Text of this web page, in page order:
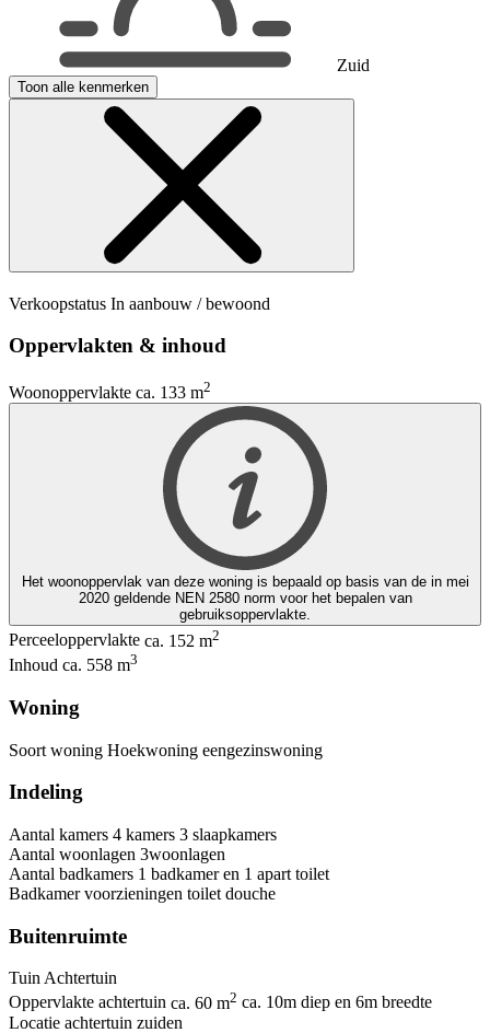
Zuid
Toon alle kenmerken
Verkoopstatus In aanbouw / bewoond
Oppervlakten & inhoud
Woonoppervlakte ca. 133 m2
Het woonoppervlak van deze woning is bepaald op basis van de in mei
2020 geldende NEN 2580 norm voor het bepalen van
gebruiksoppervlakte.
Perceeloppervlakte ca. 152 m2
Inhoud ca. 558 m3
Woning
Soort woning Hoekwoning eengezinswoning
Indeling
Aantal kamers 4 kamers 3 slaapkamers
Aantal woonlagen 3woonlagen
Aantal badkamers 1 badkamer en 1 apart toilet
Badkamer voorzieningen toilet douche
Buitenruimte
TuinAchtertuin
Oppervlakte achtertuin ca. 60 m2 ca. 10m diep en 6m breedte
Locatie achtertuin zuiden